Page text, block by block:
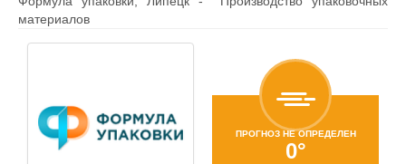
материалов
ПРОГНОЗ НЕ ОПРЕДЕЛЕН
0°